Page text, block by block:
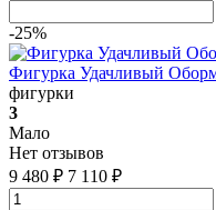
-25%
Фигурка Удачливый
фигурки
3
Мало
Нет отзывов
9 480 ₽ 7 110 ₽